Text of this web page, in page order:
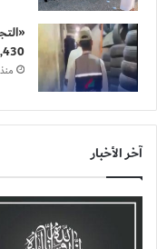
1,430 إطاراً مستعملاً
منذ 10 ساعات
آخر الأخبار